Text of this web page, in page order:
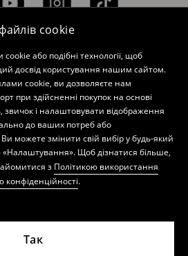
cookie
або подібні технології, щоб
досвід користування нашим сайтом.
cookie, ви дозволяєте нам
при здійсненні покупок на основі
і налаштовувати відображення
до ваших потреб або
можете змінити свій вибір у будь-який
Щоб дізнатися більше,
з Політикою використання
конфіденційності.
Так